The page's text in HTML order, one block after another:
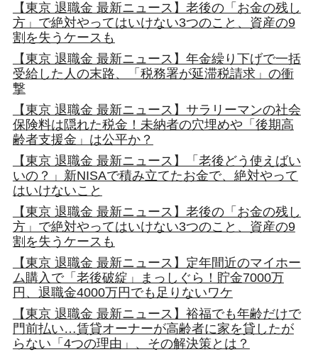
【東京 退職金 最新ニュース】老後の「お金の残し
方」で絶対やってはいけない3つのこと、資産の9
割を失うケースも
【東京 退職金 最新ニュース】年金繰り下げで一括
受給した人の末路、「税務署が延滞税請求」の衝
撃
【東京 退職金 最新ニュース】サラリーマンの社会
保険料は隠れた税金！未納者の穴埋めや「後期高
齢者支援金」は公平か？
【東京 退職金 最新ニュース】「老後どう使えばい
いの？」新NISAで積み立てたお金で、絶対やって
はいけないこと
【東京 退職金 最新ニュース】老後の「お金の残し
方」で絶対やってはいけない3つのこと、資産の9
割を失うケースも
【東京 退職金 最新ニュース】定年間近のマイホー
ム購入で「老後破綻」まっしぐら！貯金7000万
円、退職金4000万円でも足りないワケ
【東京 退職金 最新ニュース】裕福でも年齢だけで
門前払い…賃貸オーナーが高齢者に家を貸したが
らない「4つの理由」、その解決策とは？